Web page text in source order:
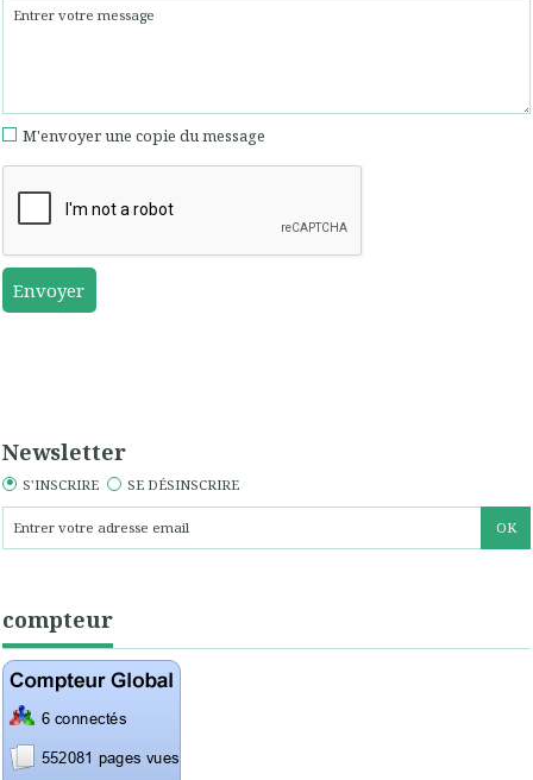
M'envoyer une copie du message
Newsletter
S'INSCRIRE SE DÉSINSCRIRE
compteur